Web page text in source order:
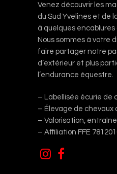
Venez découvrir les
du Sud Yvelines et de
à quelques encablures
Nous sommes à votre
faire partager notre
d’extérieur et plus
l’endurance équestre.
– Labellisée écurie de
– Élevage de chevaux
– Valorisation,
– Affiliation FFE